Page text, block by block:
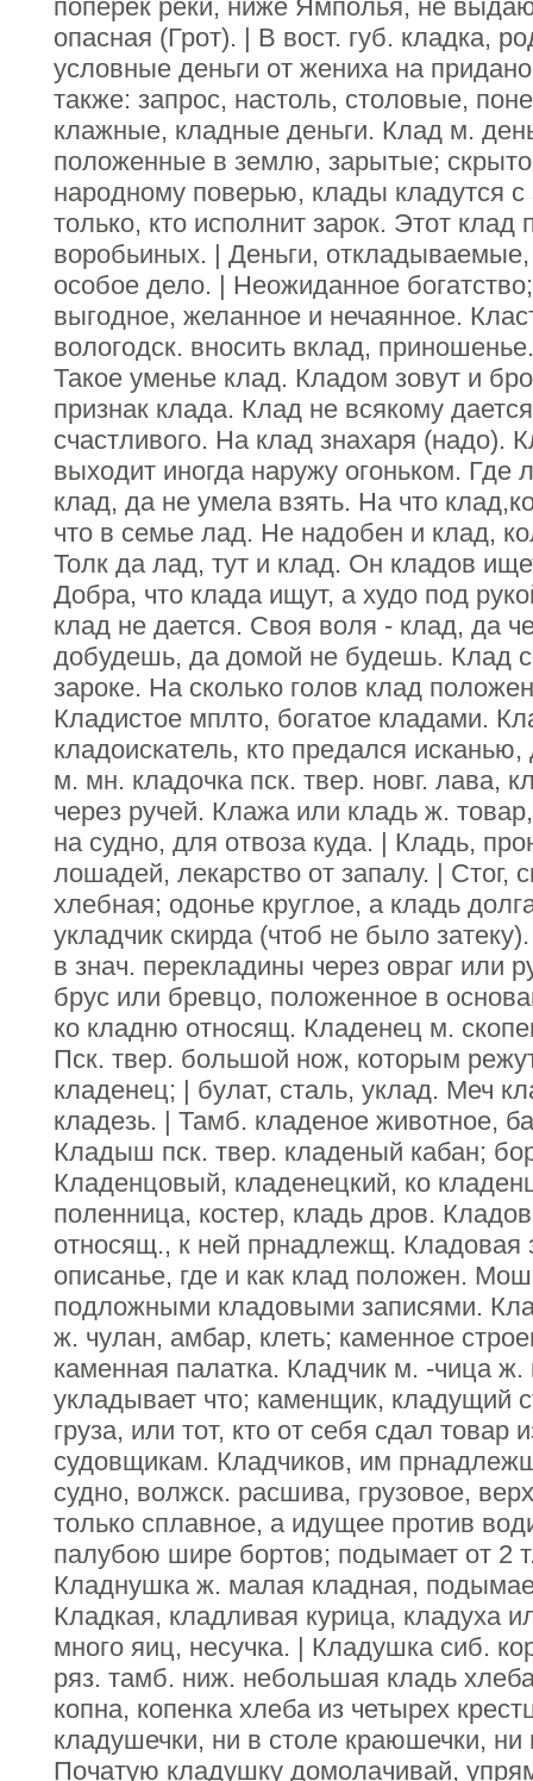
поперек реки, ниже Ямполья, не
опасная (Грот). | В вост. губ. кладка,
условные деньги от жениха на
также: запрос, настоль, столовые,
клажные, кладные деньги. Клад м.
положенные в землю, зарытые;
народному поверью, клады кладутся
только, кто исполнит зарок. Этот клад
воробьиных. | Деньги,
особое дело. | Неожиданное
выгодное, желанное и нечаянное.
вологодск. вносить вклад,
Такое уменье клад. Кладом зовут и
признак клада. Клад не всякому
счастливого. На клад знахаря (надо).
выходит иногда наружу огоньком. Где
клад, да не умела взять. На что
что в семье лад. Не надобен и клад,
Толк да лад, тут и клад. Он кладов
Добра, что клада ищут, а худо под
клад не дается. Своя воля - клад, да
добудешь, да домой не будешь. Клад
зароке. На сколько голов клад
Кладистое мплто, богатое кладами.
кладоискатель, кто предался
м. мн. кладочка пск. твер. новг. лава,
через ручей. Клажа или кладь ж.
на судно, для отвоза куда. | Кладь,
лошадей, лекарство от запалу. | Стог,
хлебная; одонье круглое, а кладь
укладчик скирда (чтоб не было
в знач. перекладины через овраг или
брус или бревцо, положенное в
ко кладню относящ. Кладенец м.
Пск. твер. большой нож, которым
кладенец; | булат, сталь, уклад. Меч
кладезь. | Тамб. кладеное животное,
Кладыш пск. твер. кладеный кабан;
Кладенцовый, кладенецкий, ко
поленница, костер, кладь дров.
относящ., к ней прнадлежщ. Кладовая
описанье, где и как клад положен.
подложными кладовыми записями.
ж. чулан, амбар, клеть; каменное
каменная палатка. Кладчик м. -чица ж.
укладывает что; каменщик, кладущий
груза, или тот, кто от себя сдал товар
судовщикам. Кладчиков, им
судно, волжск. расшива, грузовое,
только сплавное, а идущее против
палубою шире бортов; подымает от 2
Кладнушка ж. малая кладная,
Кладкая, кладливая курица, кладуха
много яиц, несучка. | Кладушка сиб.
ряз. тамб. ниж. небольшая кладь
копна, копенка хлеба из четырех
кладушечки, ни в столе краюшечки,
Початую кладушку домолачивай,